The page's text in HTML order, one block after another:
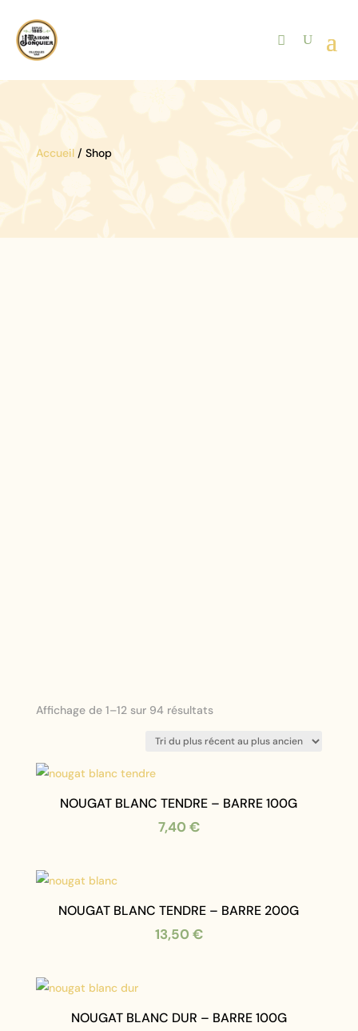
Accueil/ Shop
Affichage de 1–12 sur 94 résultatsTrié
plus
plus
NOUGAT BLANC TENDRE – BARRE 100G
7,40 €
NOUGAT BLANC TENDRE – BARRE 200G
13,50 €
NOUGAT BLANC DUR – BARRE 100G